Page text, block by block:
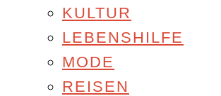
KULTUR
LEBENSHILFE
MODE
REISEN